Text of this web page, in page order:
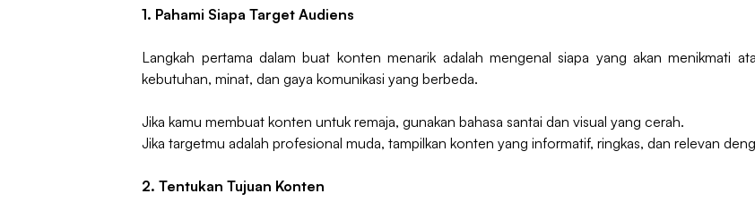
1. Pahami Siapa Target Audiens
Langkah pertama dalam buat konten menarik adalah mengenal siapa yang akan menikmati
kebutuhan, minat, dan gaya komunikasi yang berbeda.
Jika kamu membuat konten untuk remaja, gunakan bahasa santai dan visual yang cerah.
Jika targetmu adalah profesional muda, tampilkan konten yang informatif, ringkas, dan relevan
2. Tentukan Tujuan Konten